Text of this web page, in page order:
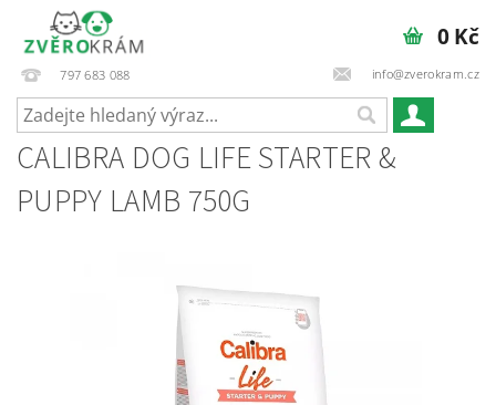
797 683 088 info@zverokram.cz
0 Kč
CALIBRA DOG LIFE STARTER &
PUPPY LAMB 750G